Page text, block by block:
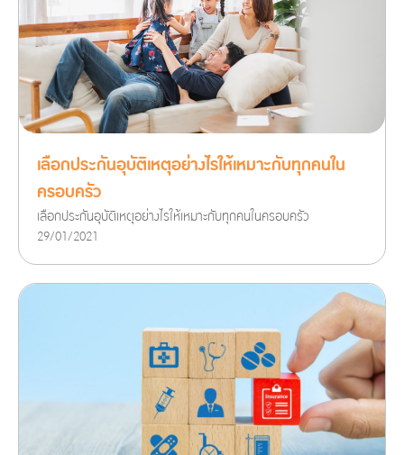
เลือกประกันอุบัติเหตุอย่างไรให้เหมาะกับทุกคนใน
ครอบครัว
เลือกประกันอุบัติเหตุอย่างไรให้เหมาะกับทุกคนในครอบครัว
29/01/2021